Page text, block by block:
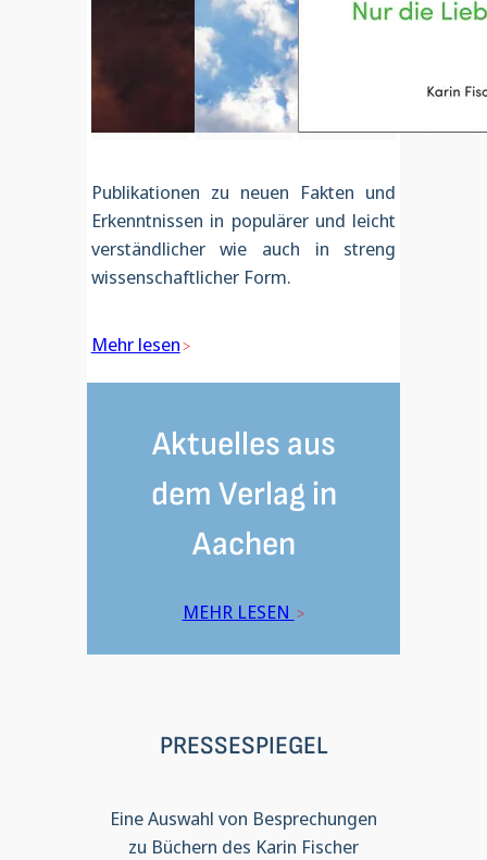
Publikationen zu neuen Fakten und
Erkenntnissen in populärer und leicht
verständlicher wie auch in streng
wissenschaftlicher Form.
Mehr lesen
Aktuelles aus
dem Verlag in
Aachen
MEHR LESEN
PRESSESPIEGEL
Eine Auswahl von Besprechungen
zu Büchern des Karin Fischer